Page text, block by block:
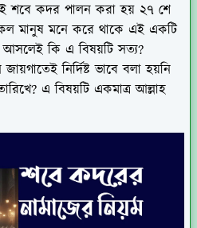
শবে কদর পালন করা হয় ২৭ শে
মানুষ মনে করে থাকে এই একটি
আসলেই কি এ বিষয়টি সত্য?
নির্দিষ্ট ভাবে বলা হয়নি
এ বিষয়টি একমাত্র আল্লাহ